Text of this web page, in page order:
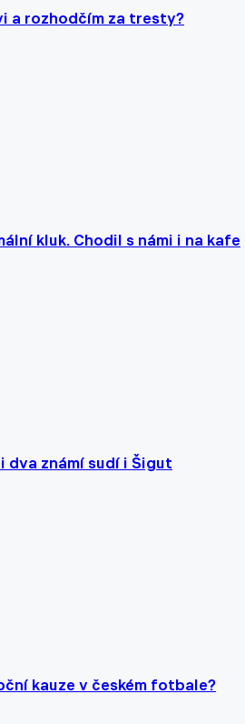
a rozhodčím za tresty?
kluk. Chodil s námi i na kafe
dva známí sudí i Šigut
kauze v českém fotbale?